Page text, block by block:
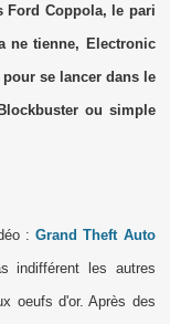
Ford Coppola, le pari
ne tienne, Electronic
se lancer dans le
ou simple
:Grand Theft Auto
indifférent les autres
oeufs d'or. Après des